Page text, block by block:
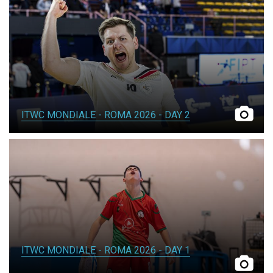
TAMBEACH
NEWS
DOCUMENTI
COMMISSIONE TECNICA
FEDERAZIONE TRASPARENTE
ITWC MONDIALE - ROMA 2026 - DAY 2
ITWC MONDIALE - ROMA 2026 - DAY 1